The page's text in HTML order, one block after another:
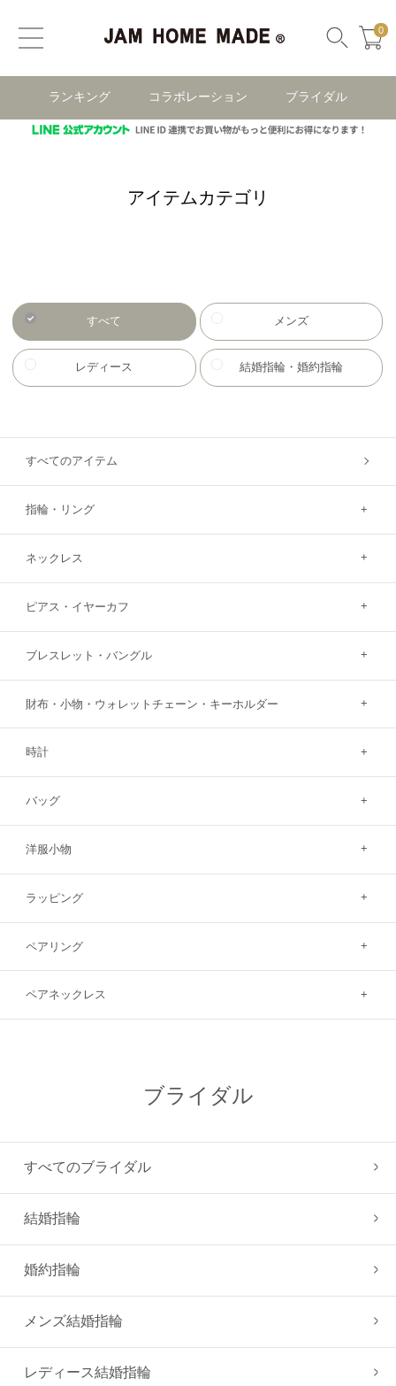
0
ランキング コラボレーション ブライダル
アイテムカテゴリ
すべて メンズ
レディース 結婚指輪・婚約指輪
すべてのアイテム
指輪・リング
ネックレス
ピアス・イヤーカフ
ブレスレット・バングル
財布・小物・ウォレットチェーン・キーホルダー
時計
バッグ
洋服小物
ラッピング
ペアリング
ペアネックレス
ブライダル
すべてのブライダル
結婚指輪
婚約指輪
メンズ結婚指輪
レディース結婚指輪